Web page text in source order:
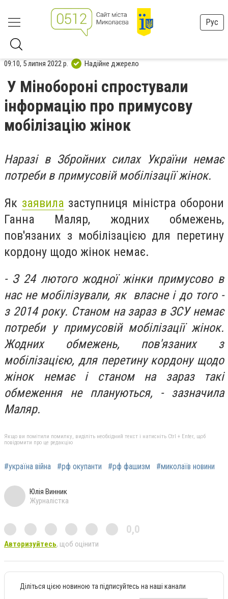
Рус
09:10, 5 липня 2022 р. Надійне джерело
У Мінобороні спростували
інформацію про примусову
мобілізацію жінок
Наразі в Збройних силах України немає
потреби в примусовій мобілізації жінок.
Як заявила заступниця міністра оборони
Ганна Маляр, жодних обмежень,
пов'язаних з мобілізацією для перетину
кордону щодо жінок немає.
- З 24 лютого жодної жінки примусово в
нас не мобілізували, як власне і до того -
з 2014 року. Станом на зараз в ЗСУ немає
потреби у примусовій мобілізації жінок.
Жодних обмежень, пов'язаних з
мобілізацією, для перетину кордону щодо
жінок немає і станом на зараз такі
обмеження не плануються, - зазначила
Маляр.
Якщо ви помітили помилку, виділіть необхідний текст і натисніть Ctrl + Enter, щоб
повідомити про це редакцію
#україна війна #рф окупанти #рф фашизм #миколаїв новини
Юлія Винник
Журналістка
0,0
Авторизуйтесь, щоб оцінити
Діліться цією новиною та підписуйтесь на наші канали